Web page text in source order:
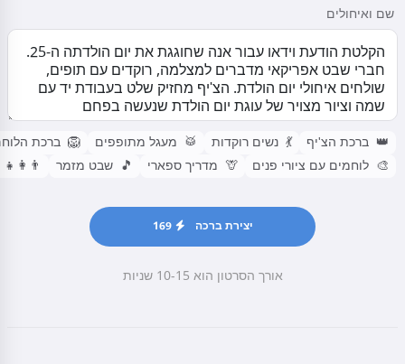
שם ואיחולים
👑 ברכת הצ'יף 💃 נשים רוקדות 🥁 מעגל מתופפים 🦁 ברכת
🎨 לוחמים עם ציורי פנים 🦒 מדריך ספארי 🎵 שבט מזמר
יצירת ברכה 169
אורך הסרטון הוא 10-15 שניות